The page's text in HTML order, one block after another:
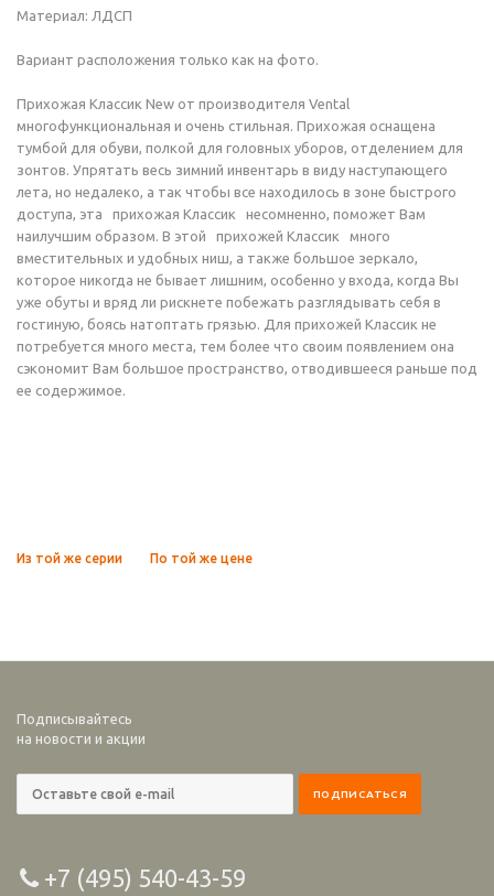
Материал: ЛДСП
Вариант расположения только как на фото.
Прихожая Классик New от производителя Vental
многофункциональная и очень стильная. Прихожая оснащена
тумбой для обуви, полкой для головных уборов, отделением для
зонтов. Упрятать весь зимний инвентарь в виду наступающего
лета, но недалеко, а так чтобы все находилось в зоне быстрого
доступа, эта прихожая Классик несомненно, поможет Вам
наилучшим образом. В этой прихожей Классик много
вместительных и удобных ниш, а также большое зеркало,
которое никогда не бывает лишним, особенно у входа, когда Вы
уже обуты и вряд ли рискнете побежать разглядывать себя в
гостиную, боясь натоптать грязью. Для прихожей Классик не
потребуется много места, тем более что своим появлением она
сэкономит Вам большое пространство, отводившееся раньше под
ее содержимое.
Из той же серии По той же цене
Подписывайтесь
на новости и акции
+7 (495) 540-43-59